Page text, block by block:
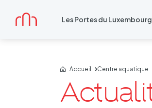
Accueil Les Portes du Luxembourg
Accueil Centre aquatique